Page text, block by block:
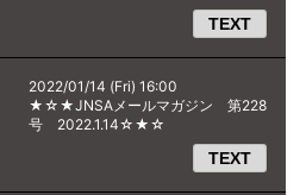
TEXT
2022/01/14 (Fri) 16:00
★☆★JNSAメールマガジン 第228
号 2022.1.14☆★☆
TEXT